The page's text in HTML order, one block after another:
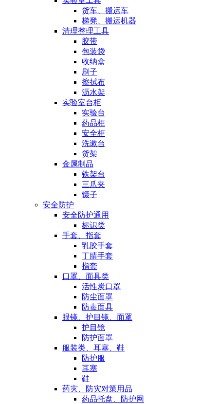
货车、搬运车
梯凳、搬运机器
清理整理工具
胶带
包装袋
收纳盒
刷子
擦拭布
沥水架
实验室台柜
实验台
药品柜
安全柜
洗漱台
货架
金属制品
铁架台
三爪夹
镊子
安全防护
安全防护通用
标识类
手套、指套
乳胶手套
丁腈手套
指套
口罩、面具类
活性炭口罩
防尘面罩
防毒面具
眼镜、护目镜、面罩
护目镜
防护面罩
服装类、耳塞、鞋
防护服
耳塞
鞋
药灾、防灾对策用品
药品托盘、防护网